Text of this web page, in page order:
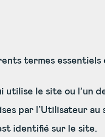
termes essentiels
le site ou l’un
par l’Utilisateur au
identifié sur le site.